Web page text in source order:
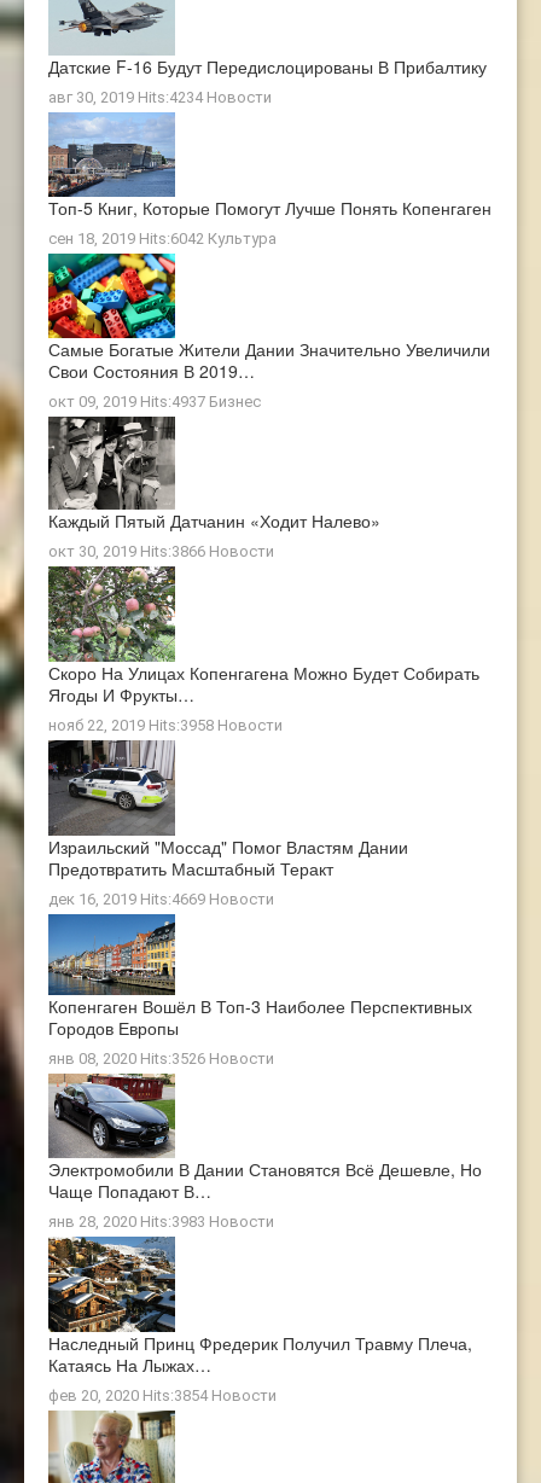
Датские F-16 Будут Передислоцированы В Прибалтику
авг 30, 2019 Hits:4234 Новости
Топ-5 Книг, Которые Помогут Лучше Понять Копенгаген
сен 18, 2019 Hits:6042 Культура
Самые Богатые Жители Дании Значительно Увеличили
Свои Состояния В 2019…
окт 09, 2019 Hits:4937 Бизнес
Каждый Пятый Датчанин «ходит Налево»
окт 30, 2019 Hits:3866 Новости
Скоро На Улицах Копенгагена Можно Будет Собирать
Ягоды И Фрукты…
нояб 22, 2019 Hits:3958 Новости
Израильский "Моссад" Помог Властям Дании
Предотвратить Масштабный Теракт
дек 16, 2019 Hits:4669 Новости
Копенгаген Вошёл В Топ-3 Наиболее Перспективных
Городов Европы
янв 08, 2020 Hits:3526 Новости
Электромобили В Дании Становятся Всё Дешевле, Но
Чаще Попадают В…
янв 28, 2020 Hits:3983 Новости
Наследный Принц Фредерик Получил Травму Плеча,
Катаясь На Лыжах…
фев 20, 2020 Hits:3854 Новости